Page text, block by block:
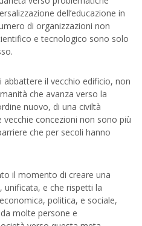
dell’educazione in
di organizzazioni non
e tecnologico sono solo
abbattere il vecchio edificio, non
che avanza verso la
nuovo, di una civiltà
concezioni non sono più
che per secoli hanno
il momento di creare una
unificata, e che rispetti la
politica, e sociale,
molte persone e